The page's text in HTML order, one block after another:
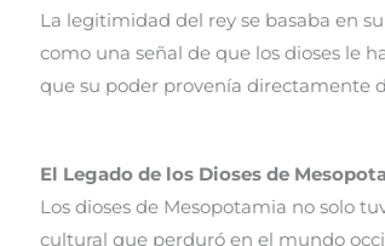
La legitimidad del rey se basaba en
como una señal de que los dioses le
que su poder provenía directamente
El Legado de los Dioses de
Los dioses de Mesopotamia no solo
cultural que perduró en el mundo